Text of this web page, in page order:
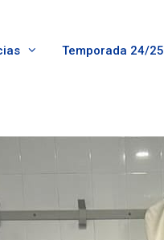
Temporada 24/25